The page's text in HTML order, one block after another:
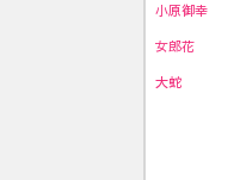
小原御幸
女郎花
大蛇